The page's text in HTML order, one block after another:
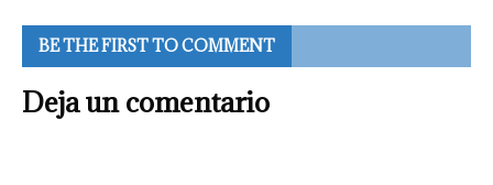
BE THE FIRST TO COMMENT
Deja un comentario